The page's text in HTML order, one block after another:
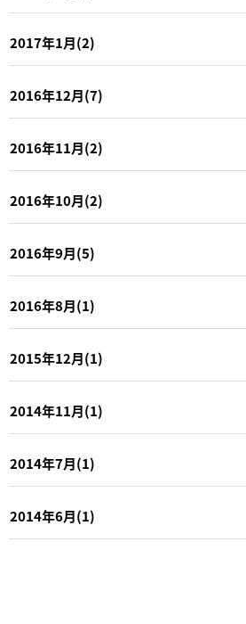
2017年1月(2)
2016年12月(7)
2016年11月(2)
2016年10月(2)
2016年9月(5)
2016年8月(1)
2015年12月(1)
2014年11月(1)
2014年7月(1)
2014年6月(1)